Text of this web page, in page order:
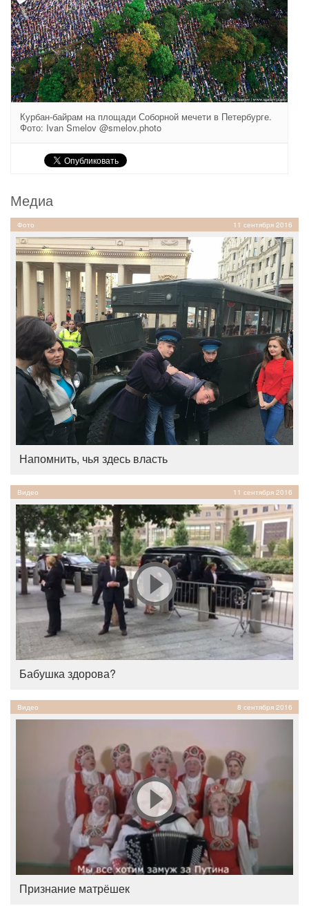
Курбан-байрам на площади Соборной мечети в Петербурге.
Фото: Ivan Smelov @smelov.photo
Медиа
Фото 11 сентября 2016
Напомнить, чья здесь власть
Видео 11 сентября 2016
Бабушка здорова?
Видео 8 сентября 2016
Признание матрёшек